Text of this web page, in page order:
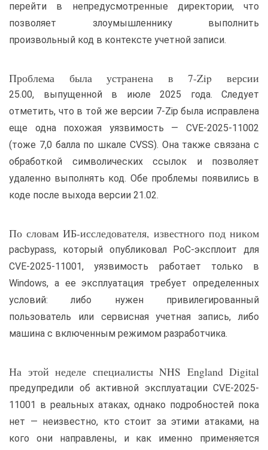
перейти в непредусмотренные директории, что
позволяет злоумышленнику выполнить
произвольный код в контексте учетной записи.
Проблема была устранена в 7-Zip версии
25.00, выпущенной в июле 2025 года. Следует
отметить, что в той же версии 7-Zip была исправлена
еще одна похожая уязвимость — CVE-2025-11002
(тоже 7,0 балла по шкале CVSS). Она также связана с
обработкой символических ссылок и позволяет
удаленно выполнять код. Обе проблемы появились в
коде после выхода версии 21.02.
По словам ИБ-исследователя, известного под ником
pacbypass, который опубликовал PoC-эксплоит для
CVE-2025-11001, уязвимость работает только в
Windows, а ее эксплуатация требует определенных
условий: либо нужен привилегированный
пользователь или сервисная учетная запись, либо
машина с включенным режимом разработчика.
На этой неделе специалисты NHS England Digital
предупредили об активной эксплуатации CVE-2025-
11001 в реальных атаках, однако подробностей пока
нет — неизвестно, кто стоит за этими атаками, на
кого они направлены, и как именно применяется